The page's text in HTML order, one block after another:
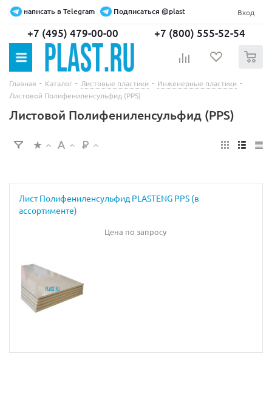
написать в Telegram Подписаться @plast Вход
+7 (495) 479-00-00 +7 (800) 555-52-54
Главная - Каталог - Листовые пластики - Инженерные пластики -
Листовой Полифениленсульфид (PPS)
Листовой Полифениленсульфид (PPS)
Лист Полифениленсульфид PLASTENG PPS (в
ассортименте)
Цена по запросу